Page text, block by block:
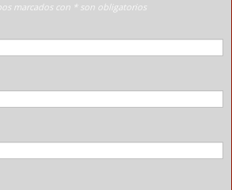
marcados con * son obligatorios